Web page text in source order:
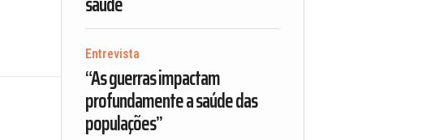
Entrevista
“As guerras impactam
profundamente a saúde das
populações”